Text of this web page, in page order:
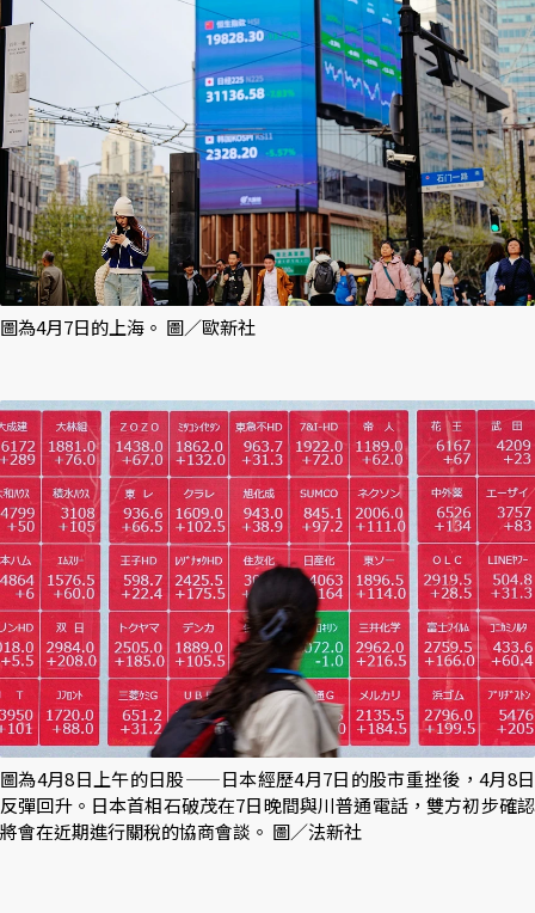
圖為4月7日的上海。 圖／歐新社
圖為4月8日上午的日股——日本經歷4月7日的股市重挫後，4月8日
反彈回升。日本首相石破茂在7日晚間與川普通電話，雙方初步確認
將會在近期進行關稅的協商會談。 圖／法新社